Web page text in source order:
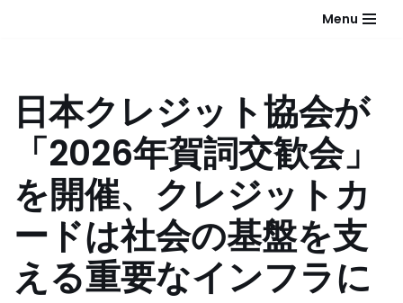
テ
ン
ツ
ス
キ
プ
Menu
日本クレジット協会が
「2026年賀詞交歓会」
を開催、クレジットカ
ードは社会の基盤を支
える重要なインフラに